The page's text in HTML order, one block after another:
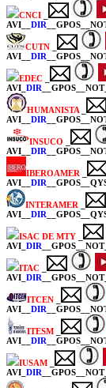
CNCI
AVI__ DIR
CUTN
AVI__ DIR
EDEC
AVI_ DIR
HUMANISTA
AVI__ DIR
INSUCO
AVI__ DIR
IBEROAMER
AVI__ DIR
INTERAMER
AVI__ DIR
ISAC DE MTY
AVI_ DIR
ITAC
AVI_ DIR
ITCEN
AVI__ DIR
ITESM
AVI__ DIR
IUSAM
AVI_ DIR